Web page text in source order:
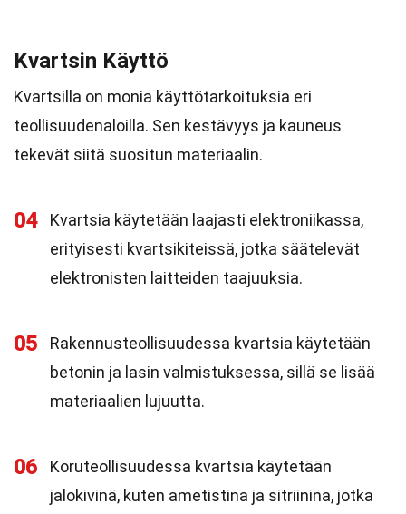
Kvartsin Käyttö
Kvartsilla on monia käyttötarkoituksia eri
teollisuudenaloilla. Sen kestävyys ja kauneus
tekevät siitä suositun materiaalin.
04
Kvartsia käytetään laajasti elektroniikassa,
erityisesti kvartsikiteissä, jotka säätelevät
elektronisten laitteiden taajuuksia.
05
Rakennusteollisuudessa kvartsia käytetään
betonin ja lasin valmistuksessa, sillä se lisää
materiaalien lujuutta.
06
Koruteollisuudessa kvartsia käytetään
jalokivinä, kuten ametistina ja sitriinina, jotka